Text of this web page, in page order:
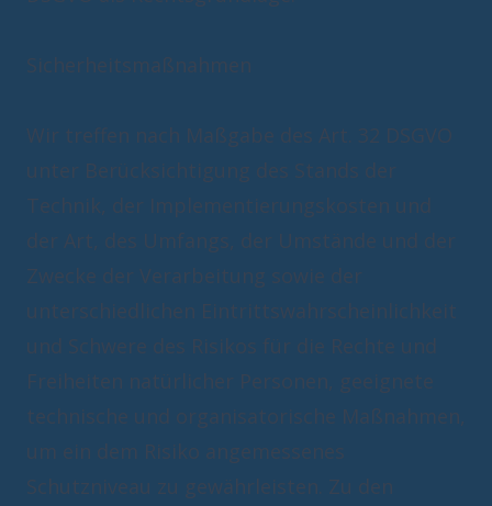
Sicherheitsmaßnahmen
Wir treffen nach Maßgabe des Art. 32 DSGVO
unter Berücksichtigung des Stands der
Technik, der Implementierungskosten und
der Art, des Umfangs, der Umstände und der
Zwecke der Verarbeitung sowie der
unterschiedlichen Eintrittswahrscheinlichkeit
und Schwere des Risikos für die Rechte und
Freiheiten natürlicher Personen, geeignete
technische und organisatorische Maßnahmen,
um ein dem Risiko angemessenes
Schutzniveau zu gewährleisten. Zu den